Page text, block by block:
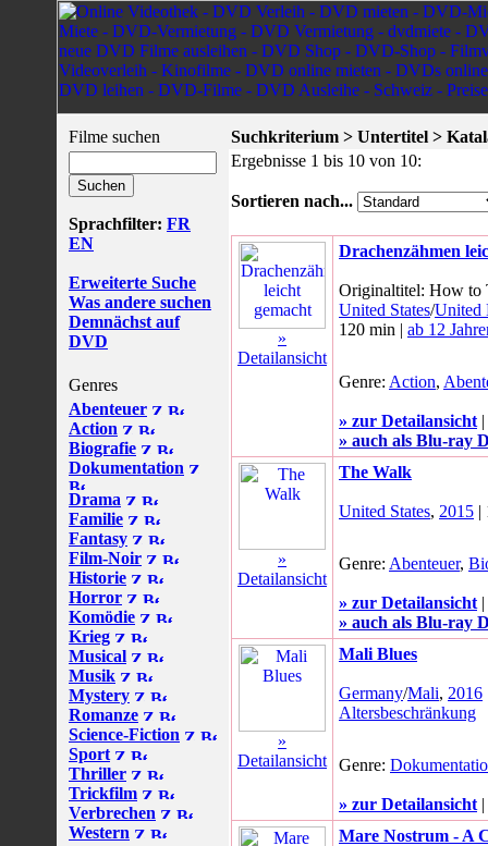
Filme suchen
Sprachfilter: FR
EN
Erweiterte Suche
Was andere suchen
Demnächst auf
DVD
Genres
Abenteuer
Action
Biografie
Dokumentation
Drama
Familie
Fantasy
Film-Noir
Historie
Horror
Komödie
Krieg
Musical
Musik
Mystery
Romanze
Science-Fiction
Sport
Thriller
Trickfilm
Verbrechen
Western
Suchkriterium > Untertitel >
Ergebnisse 1 bis 10 von 10:
Sortieren nach...
»
Detailansicht
Drachenzähmen
Originaltitel: How to
United States/United
120 min | ab 12
Genre: Action,
» zur Detailansicht |
» auch als Blu-ray
»
Detailansicht
The Walk
United States, 2015 |
Genre: Abenteuer,
» zur Detailansicht |
» auch als Blu-ray
»
Detailansicht
Mali Blues
Germany/Mali, 2016
Altersbeschränkung
Genre:
» zur Detailansicht |
Mare Nostrum - A